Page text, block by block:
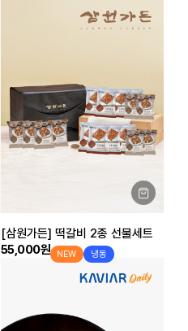
[삼원가든] 떡갈비 2종 선물세트
55,000원
NEW 냉동